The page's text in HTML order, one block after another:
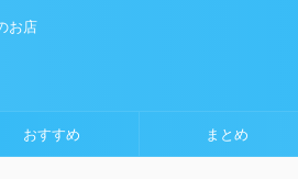
お店
おすすめ まとめ